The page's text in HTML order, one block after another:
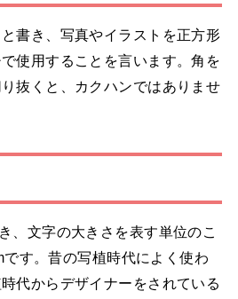
書き、写真やイラストを正方形
使用することを言います。角を
抜くと、カクハンではありませ
、文字の大きさを表す単位のこ
す。昔の写植時代によく使わ
代からデザイナーをされている